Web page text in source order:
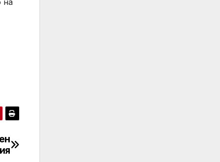
на